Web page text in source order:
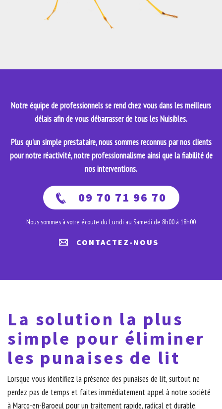
Notre équipe de professionnels se rend chez vous dans les meilleurs
délais afin de vous débarrasser de tous les Nuisibles.
Plus qu'un simple prestataire, nous sommes reconnus par nos clients
pour notre réactivité, notre professionnalisme ainsi que la fiabilité de
nos interventions.
09 70 71 96 70
Nous sommes à votre écoute du Lundi au Samedi de 8h00 à 18h00
CONTACTEZ-NOUS
La solution la plus
simple pour éliminer
les punaises de lit
Lorsque vous identifiez la présence des punaises de lit, surtout ne
perdez pas de temps et faites immédiatement appel à notre société
à Marcq-en-Baroeul pour un traitement rapide, radical et durable.